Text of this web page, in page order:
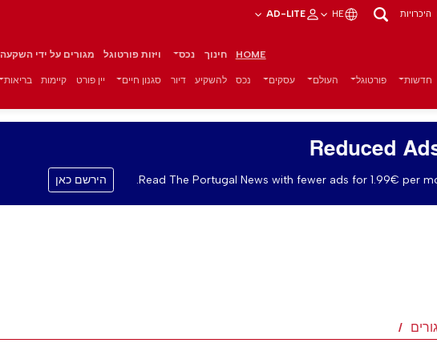
היכרויות HE
AD-LITE
HOME חינוך נכס ויזות פורטוגל מגורים על ידי השקעה
חדשות פורטוגל העולם עסקים נכס להשקיע דיור סגנון חיים יין פורט קיימות בריאות
Reduced
Read The Portugal News with fewer ads for 1.99€ per הירשם כאן